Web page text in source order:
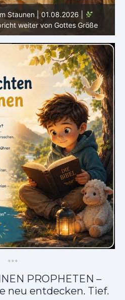
zum Staunen | 31.07.2026 |
spricht über Gott, Mensch und
***
PROPHETEN –
neu entdecken. Tief.